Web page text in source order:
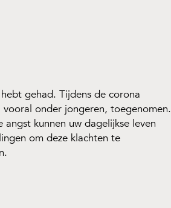
gehad. Tijdens de corona
onder jongeren, toegenomen.
kunnen uw dagelijkse leven
om deze klachten te